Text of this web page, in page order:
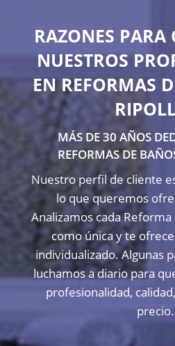
RAZONES PARA
NUESTROS
EN REFORMAS
MÁS DE 30 AÑOS
REFORMAS DE
Nuestro perfil de cliente
lo que queremos
Analizamos cada
como única y te
individualizado. Algunas
luchamos a diario para
profesionalidad,
precio.